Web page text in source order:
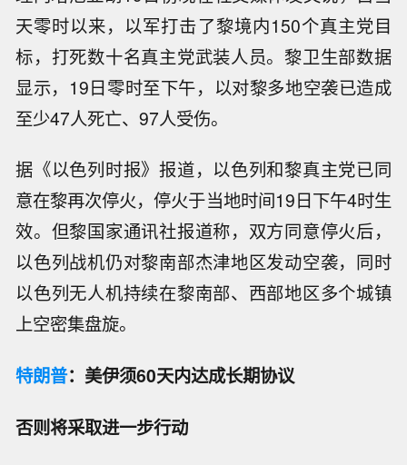
天零时以来，以军打击了黎境内150个真主党目
标，打死数十名真主党武装人员。黎卫生部数据
显示，19日零时至下午，以对黎多地空袭已造成
至少47人死亡、97人受伤。
据《以色列时报》报道，以色列和黎真主党已同
意在黎再次停火，停火于当地时间19日下午4时生
效。但黎国家通讯社报道称，双方同意停火后，
以色列战机仍对黎南部杰津地区发动空袭，同时
以色列无人机持续在黎南部、西部地区多个城镇
上空密集盘旋。
特朗普：美伊须60天内达成长期协议
否则将采取进一步行动